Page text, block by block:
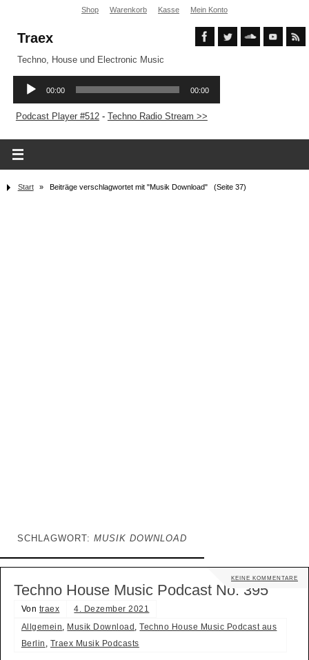
Shop Warenkorb Kasse Mein Konto
Traex
Techno, House und Electronic Music
Podcast Player #512- Techno Radio Stream >>
Start » Beiträge verschlagwortet mit "Musik Download" (Seite 37)
SCHLAGWORT: MUSIK DOWNLOAD
KEINE KOMMENTARE
Techno House Music Podcast No. 395
Von traex
4. Dezember 2021
Allgemein, Musik Download ,Techno House Music Podcast aus
Berlin , Traex Musik Podcasts